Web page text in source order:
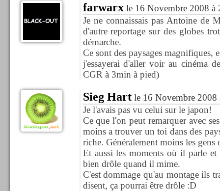
farwarxle 16 Novembre 2008 à
Je ne connaissais pas Antoine de
d'autre reportage sur des globes
démarche.
Ce sont des paysages magnifiques,
j'essayerai d'aller voir au cinéma
CGR à 3min à pied)
Sieg Hartle 16 Novembre 2008
Je l'avais pas vu celui sur le japon!
Ce que l'on peut remarquer avec
moins a trouver un toi dans des
riche. Généralement moins les
Et aussi les moments où il parle et
bien drôle quand il mime.
C'est dommage qu'au montage ils
disent, ça pourrai être drôle :D